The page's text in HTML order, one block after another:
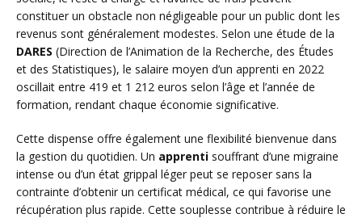
constituer un obstacle non négligeable pour un public dont les
revenus sont généralement modestes. Selon une étude de la
DARES (Direction de l’Animation de la Recherche, des Études
et des Statistiques), le salaire moyen d’un apprenti en 2022
oscillait entre 419 et 1 212 euros selon l’âge et l’année de
formation, rendant chaque économie significative.
Cette dispense offre également une flexibilité bienvenue dans
la gestion du quotidien. Un apprenti souffrant d’une migraine
intense ou d’un état grippal léger peut se reposer sans la
contrainte d’obtenir un certificat médical, ce qui favorise une
récupération plus rapide. Cette souplesse contribue à réduire le